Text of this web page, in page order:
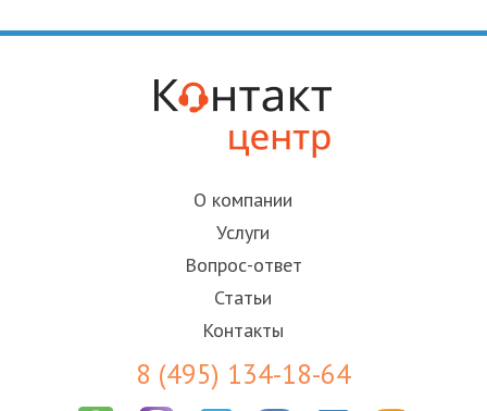
О компании
Услуги
Вопрос-ответ
Статьи
Контакты
8 (495) 134-18-64